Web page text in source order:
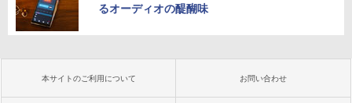
るオーディオの醍醐味
本サイトのご利用について お問い合わせ